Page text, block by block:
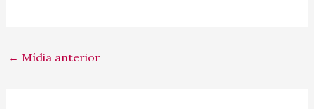
← Mídia anterior